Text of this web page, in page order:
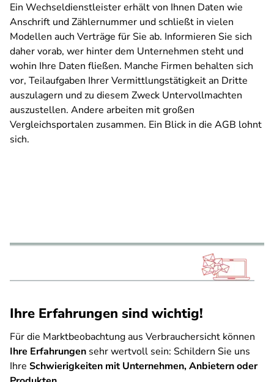
Ein Wechseldienstleister erhält von Ihnen Daten wie
Anschrift und Zählernummer und schließt in vielen
Modellen auch Verträge für Sie ab. Informieren Sie sich
daher vorab, wer hinter dem Unternehmen steht und
wohin Ihre Daten fließen. Manche Firmen behalten sich
vor, Teilaufgaben Ihrer Vermittlungstätigkeit an Dritte
auszulagern und zu diesem Zweck Untervollmachten
auszustellen. Andere arbeiten mit großen
Vergleichsportalen zusammen. Ein Blick in die AGB lohnt
sich.
Ihre Erfahrungen sind wichtig!
Für die Marktbeobachtung aus Verbrauchersicht können
Ihre Erfahrungen sehr wertvoll sein: Schildern Sie uns
Ihre Schwierigkeiten mit Unternehmen, Anbietern oder